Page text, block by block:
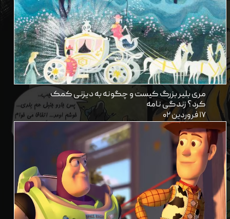
مری بلیر بزرگ کیست و چگونه به دیزنی کمک
کرد؟ زندگی نامه
۱۷ فروردین ۰۲